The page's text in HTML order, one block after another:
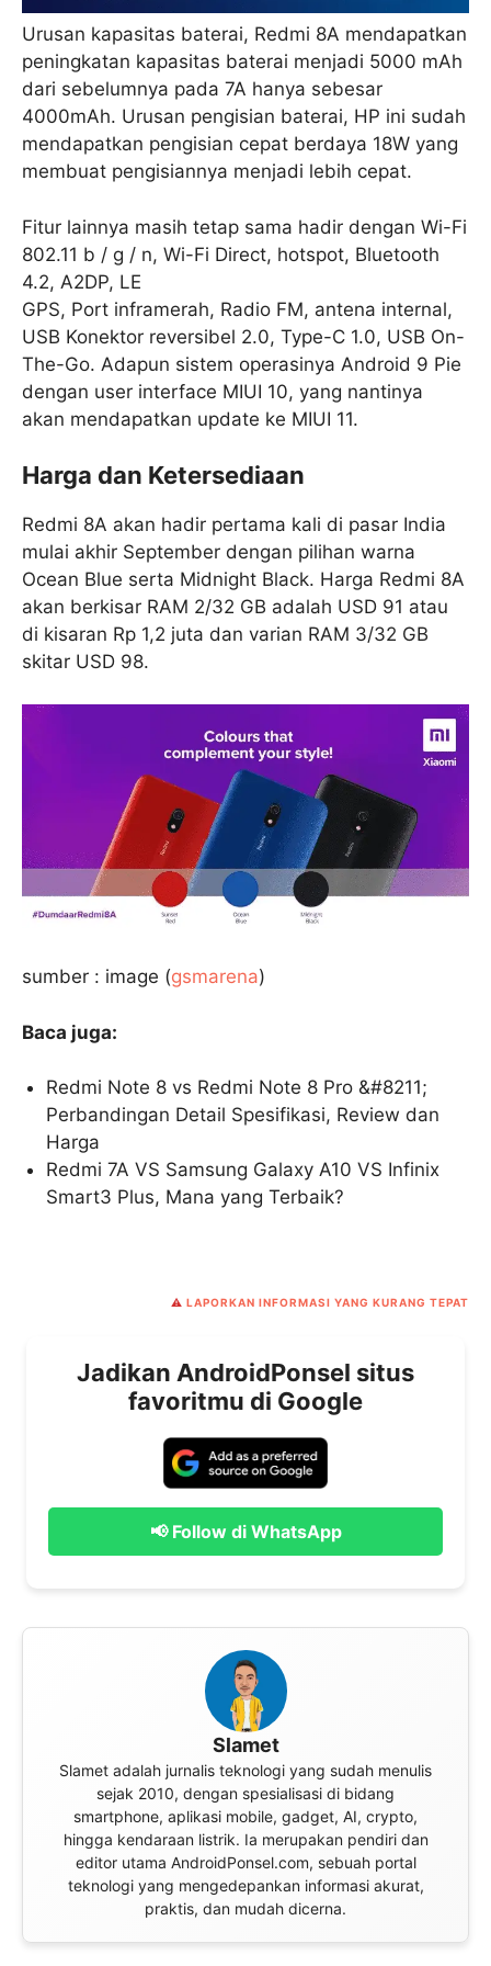
Urusan kapasitas baterai, Redmi 8A mendapatkan
peningkatan kapasitas baterai menjadi 5000 mAh
dari sebelumnya pada 7A hanya sebesar
4000mAh. Urusan pengisian baterai, HP ini sudah
mendapatkan pengisian cepat berdaya 18W yang
membuat pengisiannya menjadi lebih cepat.
Fitur lainnya masih tetap sama hadir dengan Wi-Fi
802.11 b / g / n, Wi-Fi Direct, hotspot, Bluetooth
4.2, A2DP, LE
GPS, Port inframerah, Radio FM, antena internal,
USB Konektor reversibel 2.0, Type-C 1.0, USB On-
The-Go. Adapun sistem operasinya Android 9 Pie
dengan user interface MIUI 10, yang nantinya
akan mendapatkan update ke MIUI 11.
Harga dan Ketersediaan
Redmi 8A akan hadir pertama kali di pasar India
mulai akhir September dengan pilihan warna
Ocean Blue serta Midnight Black. Harga Redmi 8A
akan berkisar RAM 2/32 GB adalah USD 91 atau
di kisaran Rp 1,2 juta dan varian RAM 3/32 GB
skitar USD 98.
sumber : image (gsmarena)
Baca juga:
Redmi Note 8 vs Redmi Note 8 Pro &#8211;
Perbandingan Detail Spesifikasi, Review dan
Harga
Redmi 7A VS Samsung Galaxy A10 VS Infinix
Smart3 Plus, Mana yang Terbaik?
⚠️ LAPORKAN INFORMASI YANG KURANG TEPAT
Jadikan AndroidPonsel situs
favoritmu di Google
📢 Follow di WhatsApp
Slamet
Slamet adalah jurnalis teknologi yang sudah menulis
sejak 2010, dengan spesialisasi di bidang
smartphone, aplikasi mobile, gadget, AI, crypto,
hingga kendaraan listrik. Ia merupakan pendiri dan
editor utama AndroidPonsel.com, sebuah portal
teknologi yang mengedepankan informasi akurat,
praktis, dan mudah dicerna.